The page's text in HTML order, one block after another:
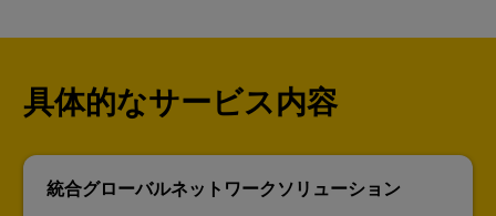
具体的なサービス内容
統合グローバルネットワークソリューション